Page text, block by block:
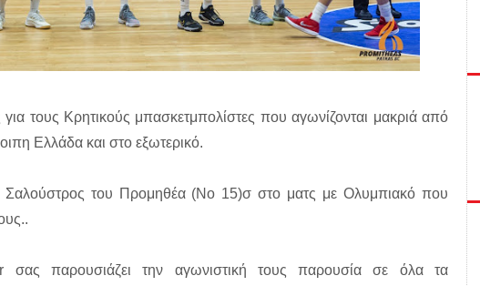
για τους Κρητικούς μπασκετμπολίστες που αγωνίζονται μακριά από
Ελλάδα και στο εξωτερικό.
του Προμηθέα (Νο 15)σ στο ματς με Ολυμπιακό που
σας παρουσιάζει την αγωνιστική τους παρουσία σε όλα τα